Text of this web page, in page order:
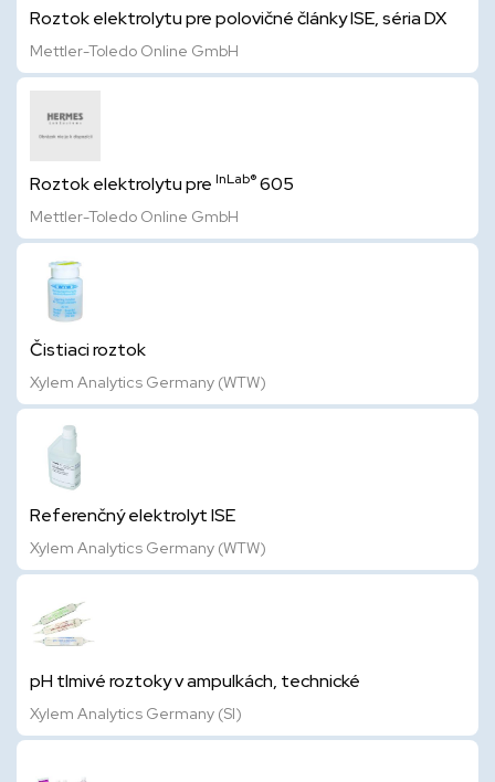
Roztok elektrolytu pre polovičné články ISE, séria DX
Mettler-Toledo Online GmbH
Roztok elektrolytu pre InLab®605
Mettler-Toledo Online GmbH
Čistiaci roztok
Xylem Analytics Germany (WTW)
Referenčný elektrolyt ISE
Xylem Analytics Germany (WTW)
pH tlmivé roztoky v ampulkách, technické
Xylem Analytics Germany (SI)